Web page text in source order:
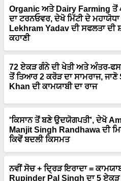
Organic ਅਤੇ Dairy Farming ਤੋਂ
ਦਾ ਟਰਨਓਵਰ, ਦੇਖੋ ਮਿੱਟੀ ਦੇ ਮਹਾਯੋਧਾ
Lekhram Yadav ਦੀ ਸਫਲਤਾ ਦੀ
ਕਹਾਣੀ
72 ਏਕੜ ਗੰਨੇ ਦੀ ਖੇਤੀ ਅਤੇ ਅੰਤਰ-
ਤੋਂ ਤਿਆਰ 2 ਕਰੋੜ ਦਾ ਸਾਮਰਾਜ, ਜਾਣੋ
Khan ਦੀ ਕਾਮਯਾਬੀ ਦਾ ਰਾਜ
'ਕਿਸਾਨ ਤੋਂ ਬਣੇ ਉਦਯੋਗਪਤੀ', ਦੇਖੋ
Manjit Singh Randhawa ਦੀ
ਕਿਵੇਂ ਬਦਲੀ ਕਿਸਮਤ
ਨਵੀਂ ਸੋਚ + ਦ੍ਰਿੜ ਇਰਾਦਾ =
Rupinder Pal Singh ਦਾ 5 ਏਕੜ